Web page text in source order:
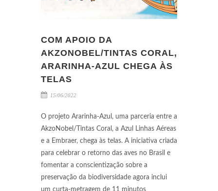
COM APOIO DA
AKZONOBEL/TINTAS CORAL,
ARARINHA-AZUL CHEGA ÀS
TELAS
15/06/2022
O projeto Ararinha-Azul, uma parceria entre a
AkzoNobel/Tintas Coral, a Azul Linhas Aéreas
e a Embraer, chega às telas. A iniciativa criada
para celebrar o retorno das aves no Brasil e
fomentar a conscientização sobre a
preservação da biodiversidade agora inclui
um curta-metragem de 11 minutos